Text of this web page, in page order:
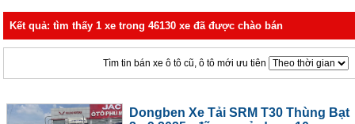
Kết quả: tìm thấy 1 xe trong 46130 xe đã được chào bán
Tìm tin bán xe ô tô cũ, ô tô mới ưu tiên
Dongben Xe Tải SRM T30 Thùng Bạt